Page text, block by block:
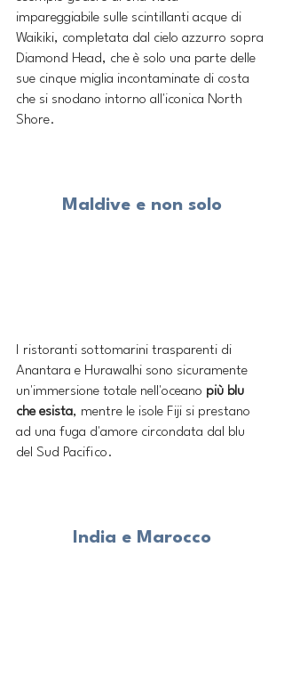
impareggiabile sulle scintillanti acque di
Waikiki, completata dal cielo azzurro sopra
Diamond Head, che è solo una parte delle
sue cinque miglia incontaminate di costa
che si snodano intorno all'iconica North
Shore.
Maldive e non solo
I ristoranti sottomarini trasparenti di
Anantara e Hurawalhi sono sicuramente
un'immersione totale nell'oceano più blu
che esista, mentre le isole Fiji si prestano
ad una fuga d'amore circondata dal blu
del Sud Pacifico.
India e Marocco